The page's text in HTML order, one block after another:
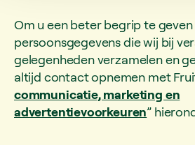
Om u een beter begrip te geven
persoonsgegevens die wij bij
gelegenheden verzamelen en
altijd contact opnemen met
communicatie, marketing en
advertentievoorkeuren”